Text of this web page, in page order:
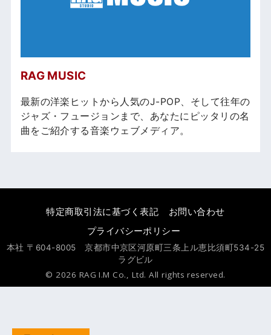
RAG MUSIC
最新の洋楽ヒットから人気のJ-POP、そして往年の
ジャズ・フュージョンまで、あなたにピッタリの名
曲をご紹介する音楽ウェブメディア。
特定商取引法に基づく表記
お問い合わせ
プライバシーポリシー
本社 〒604-8005 京都市中京区河原町三条上ル恵比須町534-25
ラグビル
© 2026 RAG I.M Co., Ltd. All rights reserved.